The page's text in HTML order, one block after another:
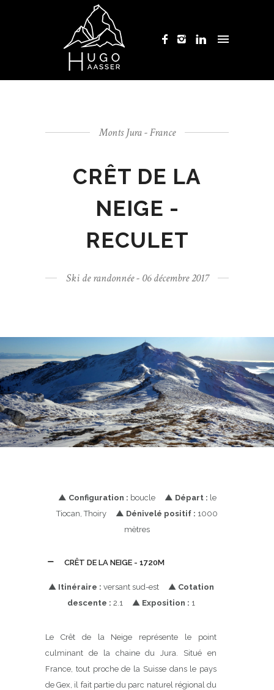
Monts Jura - France
CRÊT DE LA
NEIGE -
RECULET
Ski de randonnée - 06 décembre 2017
▲ Configuration : boucle ▲ Départ : le
Tiocan, Thoiry ▲ Dénivelé positif : 1000
mètres
CRÊT DE LA NEIGE - 1720M
▲ Itinéraire : versant sud-est ▲ Cotation
descente : 2.1 ▲ Exposition : 1
Le Crêt de la Neige représente le point
culminant de la chaine du Jura. Situé en
France, tout proche de la Suisse dans le pays
de Gex, il fait partie du parc naturel régional du